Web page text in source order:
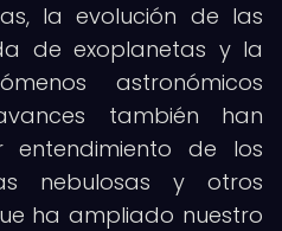
la evolución de las
de exoplanetas y la
astronómicos
también han
entendimiento de los
nebulosas y otros
ha ampliado nuestro